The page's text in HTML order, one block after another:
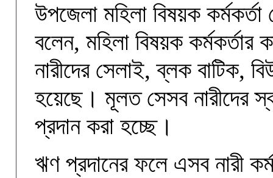
উপজেলা মহিলা বিষয়ক
বলেন, মহিলা বিষয়ক কর্মকর্তার
নারীদের সেলাই, ব্লক বাটিক,
হয়েছে। মূলত সেসব নারীদের
প্রদান করা হচ্ছে।
ঋণ প্রদানের ফলে এসব নারী